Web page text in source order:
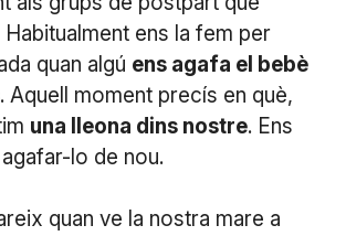
ens la fem per
quan algú ens agafa el bebè
. Aquell moment precís en què,
una lleona dins nostre. Ens
agafar-lo de nou.
quan ve la nostra mare a